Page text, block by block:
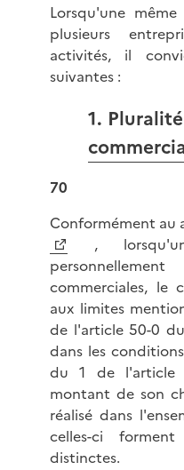
Lorsqu'une
plusieurs
activités, il
suivantes :
1.
70
Conformément au
, lorsqu'un
commerciales, le
aux limites
de l'article 50-0
dans les
du 1 de l'article
montant de son
réalisé dans
celles-ci
distinctes.